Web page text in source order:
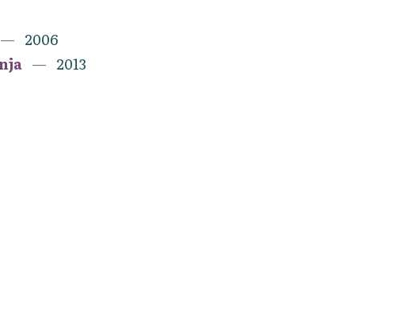
2006
2013